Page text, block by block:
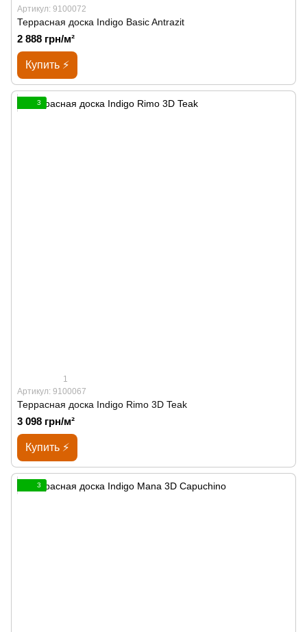
Артикул: 9100072
Террасная доска Indigo Basic Antrazit
2 888 грн/м²
Купить ⚡
3
1
Артикул: 9100067
Террасная доска Indigo Rimo 3D Teak
3 098 грн/м²
Купить ⚡
3